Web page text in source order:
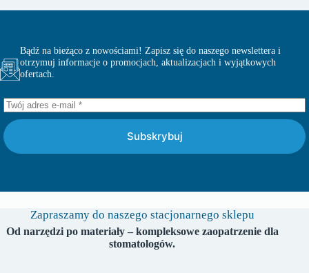
Bądź na bieżąco z nowościami! Zapisz się do naszego newslettera i
otrzymuj informacje o promocjach, aktualizacjach i wyjątkowych
ofertach.
Subskrybuj
Zapraszamy do naszego stacjonarnego sklepu
Od narzędzi po materiały – kompleksowe zaopatrzenie dla
stomatologów.